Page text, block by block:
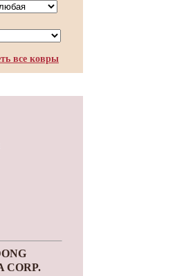
все ковры
CORP.